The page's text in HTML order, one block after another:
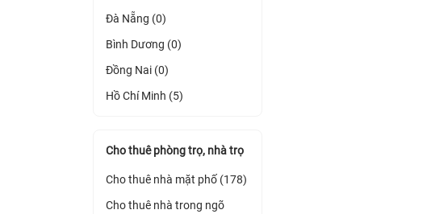
Đà Nẵng (0)
Bình Dương (0)
Đồng Nai (0)
Hồ Chí Minh (5)
Cho thuê phòng trọ, nhà trọ
Cho thuê nhà mặt phố (178)
Cho thuê nhà trong ngõ